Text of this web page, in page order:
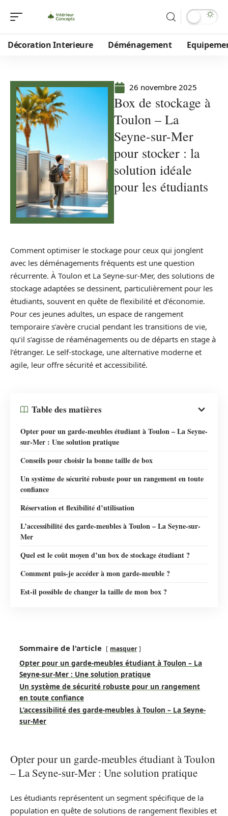
Décoration Interieure Déménagement
26 novembre 2025
Box de stockage à
Toulon – La
Seyne-sur-Mer
pour stocker : la
solution idéale
pour les étudiants
Comment optimiser le stockage pour ceux qui jonglent
avec les déménagements fréquents est une question
récurrente. À Toulon et La Seyne-sur-Mer, des solutions de
stockage adaptées se dessinent, particulièrement pour les
étudiants, souvent en quête de flexibilité et d’économie.
Pour ces jeunes adultes, un espace de rangement
temporaire s’avère crucial pendant les transitions de vie,
qu’il s’agisse de réaménagements ou de départs en stage à
l’étranger. Le self-stockage, une alternative moderne et
agile, leur offre sécurité et accessibilité.
Table des matières
Opter pour un garde-meubles étudiant à Toulon – La Seyne-
sur-Mer : Une solution pratique
Conseils pour choisir la bonne taille de box
Un système de sécurité robuste pour un rangement en toute
confiance
Réservation et flexibilité d’utilisation
L’accessibilité des garde-meubles à Toulon – La Seyne-sur-
Mer
Quel est le coût moyen d’un box de stockage étudiant ?
Comment puis-je accéder à mon garde-meuble ?
Est-il possible de changer la taille de mon box ?
Sommaire de l'article masquer
Opter pour un garde-meubles étudiant à Toulon – La
Seyne-sur-Mer : Une solution pratique
Un système de sécurité robuste pour un rangement
en toute confiance
L’accessibilité des garde-meubles à Toulon – La Seyne-
sur-Mer
Opter pour un garde-meubles étudiant à Toulon
– La Seyne-sur-Mer : Une solution pratique
Les étudiants représentent un segment spécifique de la
population en quête de solutions de rangement flexibles et